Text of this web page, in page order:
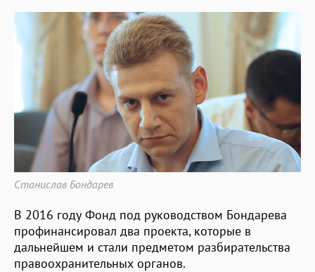
Станислав Бондарев
В 2016 году Фонд под руководством Бондарева
профинансировал два проекта, которые в
дальнейшем и стали предметом разбирательства
правоохранительных органов.